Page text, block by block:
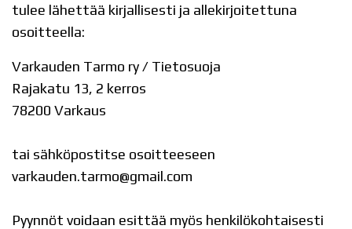
tulee lähettää kirjallisesti ja allekirjoitettuna
osoitteella:
Varkauden Tarmo ry / Tietosuoja
Rajakatu 13, 2 kerros
78200 Varkaus
tai sähköpostitse osoitteeseen
varkauden.tarmo@gmail.com
Pyynnöt voidaan esittää myös henkilökohtaisesti